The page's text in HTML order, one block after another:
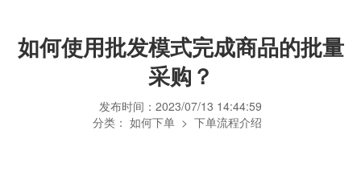
如何使用批发模式完成商品的批量
采购？
发布时间： 2023/07/13 14:44:59
分类： 如何下单 > 下单流程介绍